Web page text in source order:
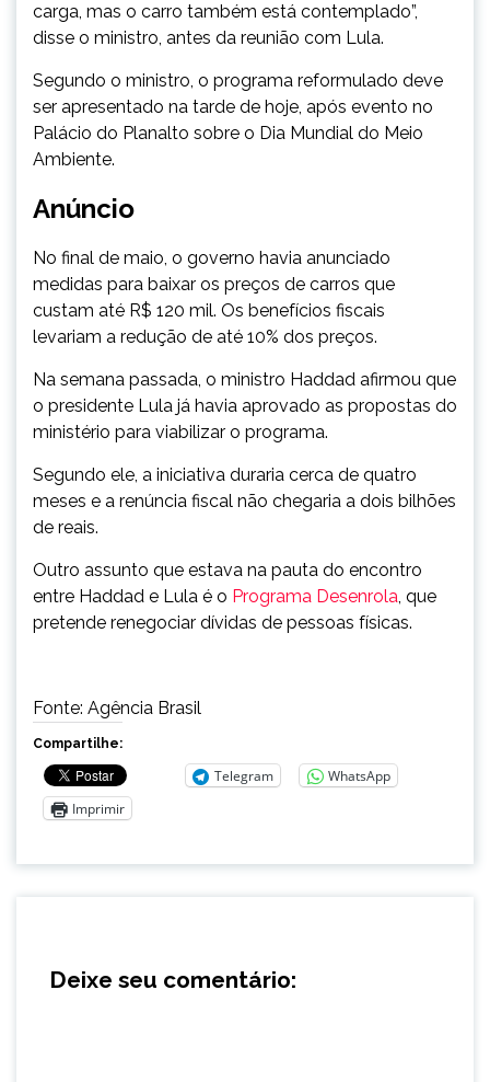
carga, mas o carro também está contemplado”,
disse o ministro, antes da reunião com Lula.
Segundo o ministro, o programa reformulado deve
ser apresentado na tarde de hoje, após evento no
Palácio do Planalto sobre o Dia Mundial do Meio
Ambiente.
Anúncio
No final de maio, o governo havia anunciado
medidas para baixar os preços de carros que
custam até R$ 120 mil. Os benefícios fiscais
levariam a redução de até 10% dos preços.
Na semana passada, o ministro Haddad afirmou que
o presidente Lula já havia aprovado as propostas do
ministério para viabilizar o programa.
Segundo ele, a iniciativa duraria cerca de quatro
meses e a renúncia fiscal não chegaria a dois bilhões
de reais.
Outro assunto que estava na pauta do encontro
entre Haddad e Lula é o Programa Desenrola, que
pretende renegociar dívidas de pessoas físicas.
Fonte: Agência Brasil
Compartilhe:
Telegram
WhatsApp
Imprimir
Deixe seu comentário: